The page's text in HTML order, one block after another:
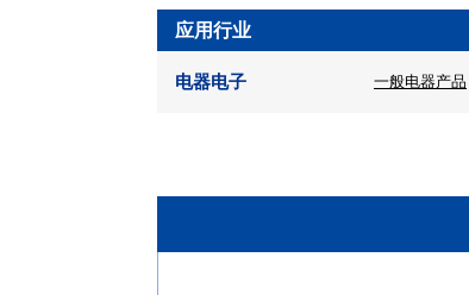
应用行业
电器电子 一般电器产品